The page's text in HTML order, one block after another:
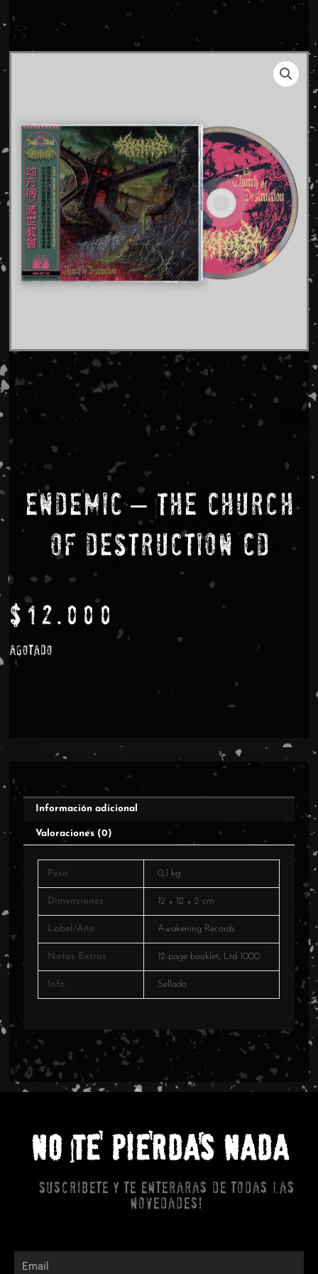
ENDEMIC – The Church
Of Destruction CD
$ 12.000
Agotado
Información adicional
Valoraciones (0)
Peso 0,1 kg
Dimensiones 12 × 12 × 2 cm
Label/Año Awakening Records
Notas Extras 12-page booklet, Ltd 1000
Info Sellado
NO TE PIERDAS NADA
Suscribete y te enteraras de todas las
novedades!